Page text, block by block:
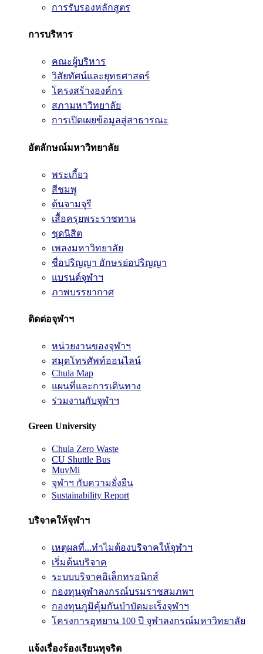
การรับรองหลักสูตร
การบริหาร
คณะผู้บริหาร
วิสัยทัศน์และยุทธศาสตร์
โครงสร้างองค์กร
สภามหาวิทยาลัย
การเปิดเผยข้อมูลสู่สาธารณะ
อัตลักษณ์มหาวิทยาลัย
พระเกี้ยว
สีชมพู
ต้นจามจุรี
เสื้อครุยพระราชทาน
ชุดนิสิต
เพลงมหาวิทยาลัย
ชื่อปริญญา อักษรย่อปริญญา
แบรนด์จุฬาฯ
ภาพบรรยากาศ
ติดต่อจุฬาฯ
หน่วยงานของจุฬาฯ
สมุดโทรศัพท์ออนไลน์
Chula Map
แผนที่และการเดินทาง
ร่วมงานกับจุฬาฯ
Green University
Chula Zero Waste
CU Shuttle Bus
MuvMi
จุฬาฯ กับความยั่งยืน
Sustainability Report
บริจาคให้จุฬาฯ
เหตุผลที่...ทำไมต้องบริจาคให้จุฬาฯ
เริ่มต้นบริจาค
ระบบบริจาคอิเล็กทรอนิกส์
กองทุนจุฬาลงกรณ์บรมราชสมภพฯ
กองทุนภูมิคุ้มกันบำบัดมะเร็งจุฬาฯ
โครงการอุทยาน 100 ปี จุฬาลงกรณ์มหาวิทยาลัย
แจ้งเรื่องร้องเรียนทุจริต